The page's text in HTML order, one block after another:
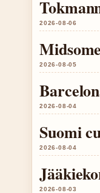
2026-08-06
2026-08-05
2026-08-04
Suomi
2026-08-04
2026-08-03